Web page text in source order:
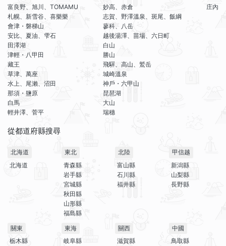
富良野、旭川、TOMAMU
札幌、新雪谷、喜樂樂
會津・磐梯山
安比、夏油、雫石
田澤湖
津輕・八甲田
藏王
草津、萬座
水上、尾瀨、沼田
那須・鹽原
白馬
輕井澤、菅平
妙高、赤倉
志賀、野澤溫泉、斑尾、飯綱
蓼科、八岳
越後湯澤、苗場、六日町
白山
勝山
飛驒、高山、鷲岳
城崎溫泉
神戶・六甲山
琵琶湖
大山
瑞穗
庄內
從都道府縣搜尋
北海道
北海道
東北
青森縣
岩手縣
宮城縣
秋田縣
山形縣
福島縣
北陸
富山縣
石川縣
福井縣
甲信越
新潟縣
山梨縣
長野縣
關東
栃木縣
東海
岐阜縣
關西
滋賀縣
中國
鳥取縣